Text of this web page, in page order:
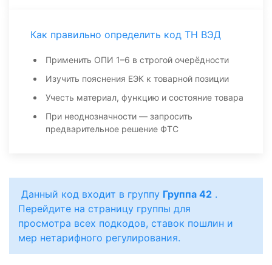
Как правильно определить код ТН ВЭД
Применить ОПИ 1–6 в строгой очерёдности
Изучить пояснения ЕЭК к товарной позиции
Учесть материал, функцию и состояние товара
При неоднозначности — запросить
предварительное решение ФТС
Данный код входит в группу Группа 42 .
Перейдите на страницу группы для
просмотра всех подкодов, ставок пошлин и
мер нетарифного регулирования.